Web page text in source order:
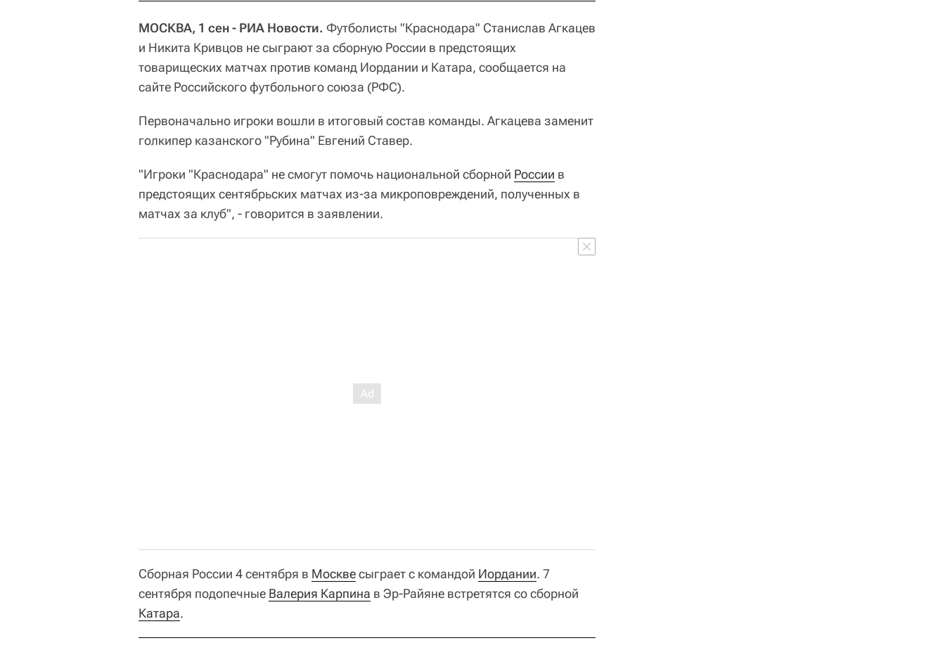
МОСКВА, 1 сен - РИА Новости. Футболисты "Краснодара" Станислав Агкацев
и Никита Кривцов не сыграют за сборную России в предстоящих
товарищеских матчах против команд Иордании и Катара, сообщается на
сайте Российского футбольного союза (РФС).
Первоначально игроки вошли в итоговый состав команды. Агкацева заменит
голкипер казанского "Рубина" Евгений Ставер.
"Игроки "Краснодара" не смогут помочь национальной сборной России в
предстоящих сентябрьских матчах из-за микроповреждений, полученных в
матчах за клуб", - говорится в заявлении.
Сборная России 4 сентября в Москвесыграет с командой Иордании. 7
сентября подопечные Валерия Карпина в Эр-Райяне встретятся со сборной
Катара.